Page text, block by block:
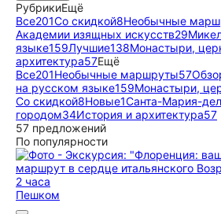
РубрикиЕщё
Все201Со скидкой8Необычные
Академии изящных искусств29
языке159Лучшие138Монастыри,
архитектура57Ещё
Все201Необычные маршруты57
на русском языке159Монастыри,
Со скидкой8Новые1Санта-Мария-
городом34История и архитектура57
57 предложений
По популярности
2 часа
Пешком